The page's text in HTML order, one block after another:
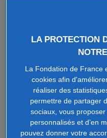
LA PROTECTION
La Fondation de France
cookies afin
réaliser des
permettre de partager
sociaux, vous
personnalisés et d’en
pouvez donner votre